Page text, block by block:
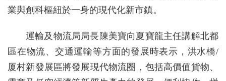
業與創科樞紐於一身的現代化新市鎮。
運輸及物流局局長陳美寶向夏寶龍主任講解北都
區在物流、交通運輸等方面的發展時表示，洪水橋/
厦村新發展區將發展現代物流圈，包括高價值貨物、